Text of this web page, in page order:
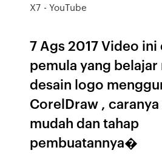
X7 - YouTube
7 Ags 2017 Video
pemula yang
desain logo
CorelDraw ,
mudah dan tahap
pembuatannya�